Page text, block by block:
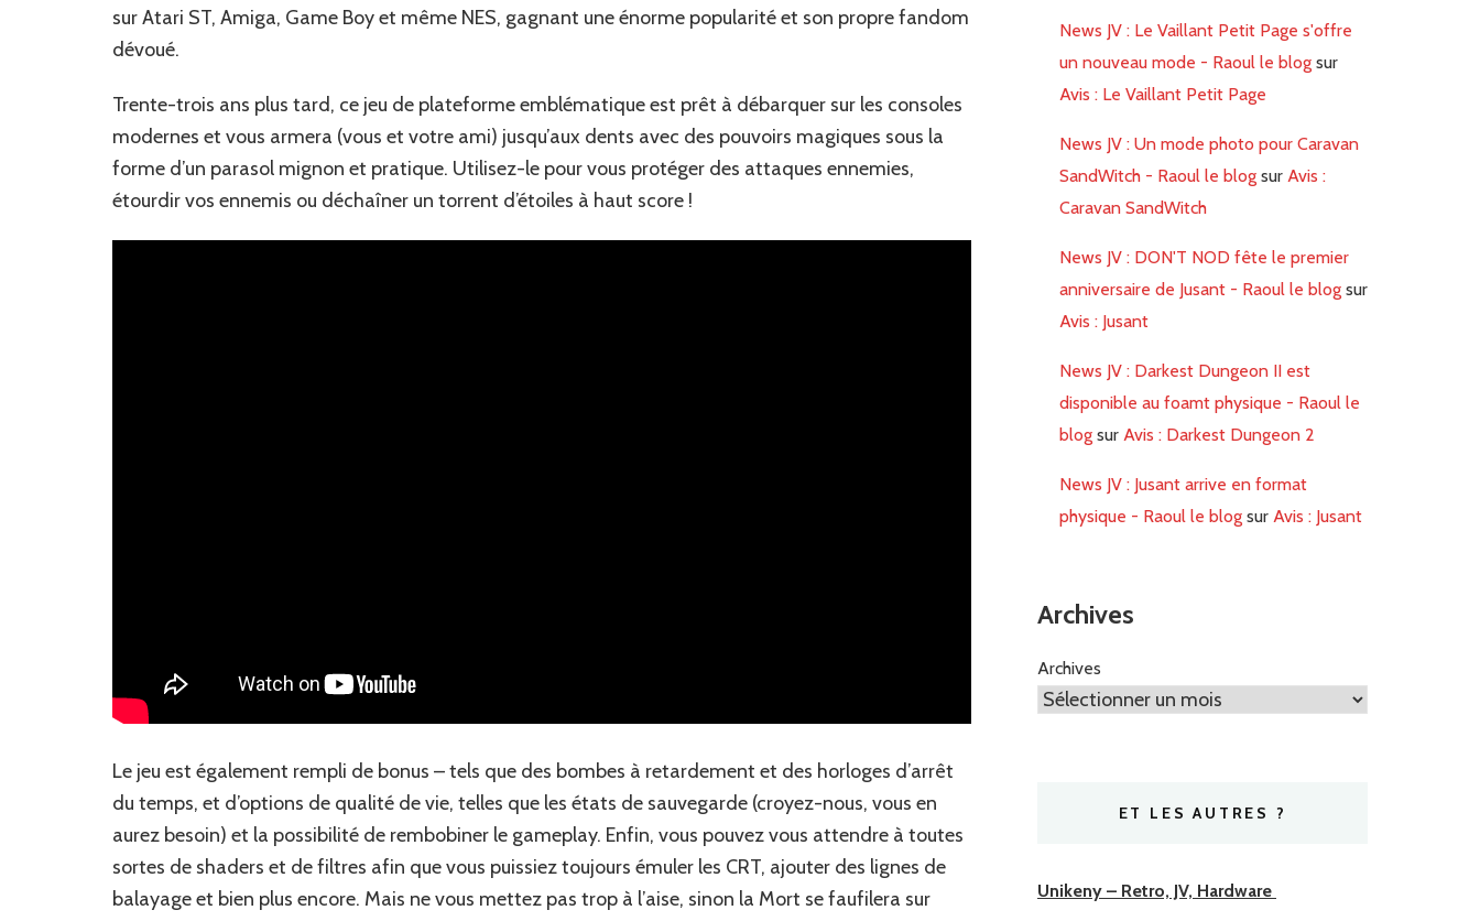
sur Atari ST, Amiga, Game Boy et même NES, gagnant une énorme popularité et son propre fandom
dévoué.
Trente-trois ans plus tard, ce jeu de plateforme emblématique est prêt à débarquer sur les consoles
modernes et vous armera (vous et votre ami) jusqu’aux dents avec des pouvoirs magiques sous la
forme d’un parasol mignon et pratique. Utilisez-le pour vous protéger des attaques ennemies,
étourdir vos ennemis ou déchaîner un torrent d’étoiles à haut score !
Le jeu est également rempli de bonus – tels que des bombes à retardement et des horloges d’arrêt
du temps, et d’options de qualité de vie, telles que les états de sauvegarde (croyez-nous, vous en
aurez besoin) et la possibilité de rembobiner le gameplay. Enfin, vous pouvez vous attendre à toutes
sortes de shaders et de filtres afin que vous puissiez toujours émuler les CRT, ajouter des lignes de
balayage et bien plus encore. Mais ne vous mettez pas trop à l’aise, sinon la Mort se faufilera sur
News JV : Le Vaillant Petit Page s'offre
un nouveau mode - Raoul le blog sur
Avis : Le Vaillant Petit Page
News JV : Un mode photo pour Caravan
SandWitch - Raoul le blog sur Avis :
Caravan SandWitch
News JV : DON'T NOD fête le premier
anniversaire de Jusant - Raoul le blog sur
Avis : Jusant
News JV : Darkest Dungeon II est
disponible au foamt physique - Raoul le
blog sur Avis : Darkest Dungeon 2
News JV : Jusant arrive en format
physique - Raoul le blog sur Avis : Jusant
Archives
Archives
ET LES AUTRES ?
Unikeny – Retro, JV, Hardware